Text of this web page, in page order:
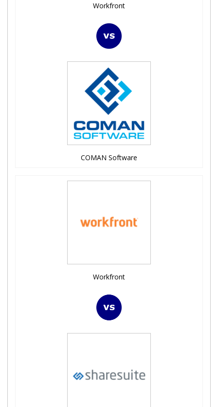
Workfront
COMAN Software
Workfront